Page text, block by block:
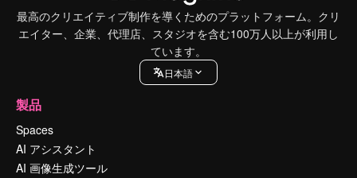
最高のクリエイティブ制作を導くためのプラットフォーム。クリ
エイター、企業、代理店、スタジオを含む100万人以上が利用し
ています。
日本語
製品
Spaces
AI アシスタント
AI 画像生成ツール